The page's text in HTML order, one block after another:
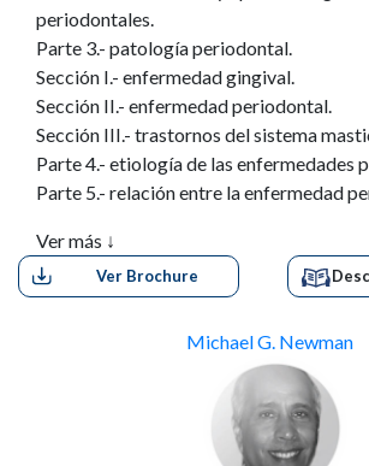
Ver Brochure
Michael G. Newman
periodontales.
Parte 3.- patología periodontal.
Sección I.- enfermedad gingival.
Sección II.- enfermedad periodontal.
Sección III.- trastornos del sistema
Parte 4.- etiología de las enfermedades
Parte 5.- relación entre la enfermedad
Sección I.- diagnóstico, pronóstico y
Sección II.- tratamiento de emergencias
Sección IV.- terapia quirúrgica.
Sección V.- interrelaciones periodontales
Parte 7.- implantología oral.
Sección I.- biología y diagnóstico.
Sección II.- procedimientos quirúrgicos.
Ver más ↓